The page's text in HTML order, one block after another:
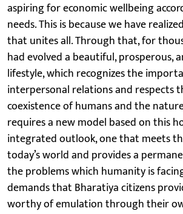
aspiring for economic wellbeing
needs. This is because we have
that unites all. Through that, for
had evolved a beautiful, prosperous,
lifestyle, which recognizes the
interpersonal relations and respects
coexistence of humans and the
requires a new model based on this
integrated outlook, one that meets
today’s world and provides a
the problems which humanity is
demands that Bharatiya citizens
worthy of emulation through their